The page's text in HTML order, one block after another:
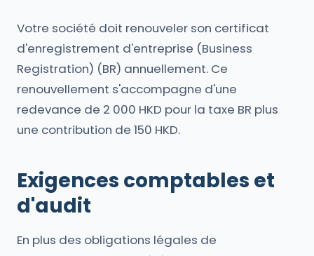
Votre société doit renouveler son certificat
d'enregistrement d'entreprise (Business
Registration) (BR) annuellement. Ce
renouvellement s'accompagne d'une
redevance de 2 000 HKD pour la taxe BR plus
une contribution de 150 HKD.
Exigences comptables et
d'audit
En plus des obligations légales de